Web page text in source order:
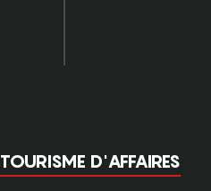
TOURISME D'AFFAIRES